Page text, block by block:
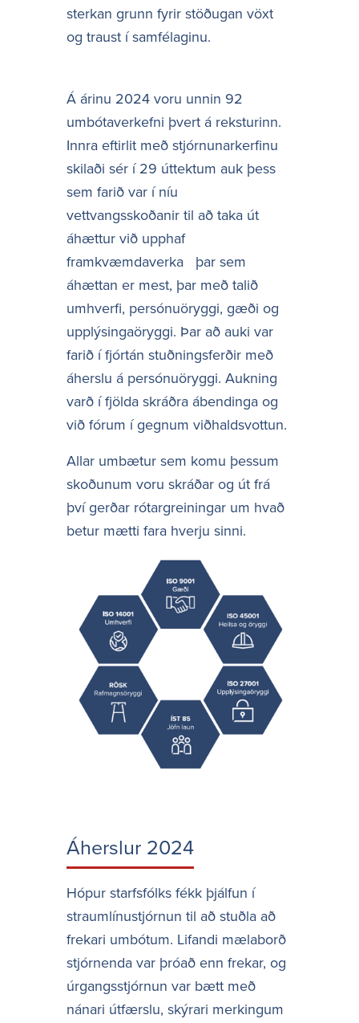
sterkan grunn fyrir stöðugan vöxt
og traust í samfélaginu.
Á árinu 2024 voru unnin 92
umbótaverkefni þvert á reksturinn.
Innra eftirlit með stjórnunarkerfinu
skilaði sér í 29 úttektum auk þess
sem farið var í níu
vettvangsskoðanir til að taka út
áhættur við upphaf
framkvæmdaverka þar sem
áhættan er mest, þar með talið
umhverfi, persónuöryggi, gæði og
upplýsingaöryggi. Þar að auki var
farið í fjórtán stuðningsferðir með
áherslu á persónuöryggi. Aukning
varð í fjölda skráðra ábendinga og
við fórum í gegnum viðhaldsvottun.
Allar umbætur sem komu þessum
skoðunum voru skráðar og út frá
því gerðar rótargreiningar um hvað
betur mætti fara hverju sinni.
Áherslur 2024
Hópur starfsfólks fékk þjálfun í
straumlínustjórnun til að stuðla að
frekari umbótum. Lifandi mælaborð
stjórnenda var þróað enn frekar, og
úrgangsstjórnun var bætt með
nánari útfærslu, skýrari merkingum